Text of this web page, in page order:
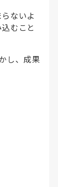
ないよ
むこと
し、成果